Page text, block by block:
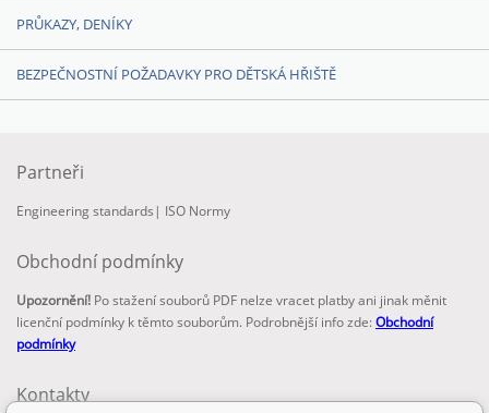
PRŮKAZY, DENÍKY
BEZPEČNOSTNÍ POŽADAVKY PRO DĚTSKÁ HŘIŠTĚ
Partneři
Engineering standards | ISO Normy
Obchodní podmínky
Upozornění! Po stažení souborů PDF nelze vracet platby ani jinak měnit
licenční podmínky k těmto souborům. Podrobnější info zde:Obchodní
podmínky
Kontakty